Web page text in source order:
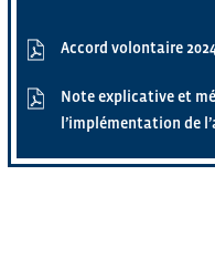
Accord volontaire
Note explicative et
l’implémentation de